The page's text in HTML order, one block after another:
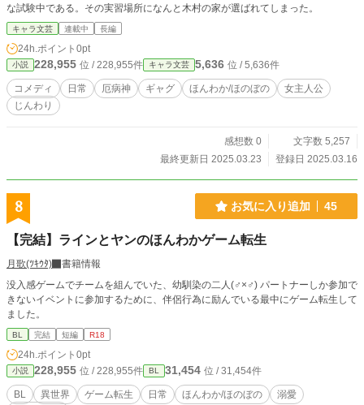
な試験中である。その実習場所になんと木村の家が選ばれてしまった。
キャラ文芸 連載中 長編
24h.ポイント 0pt
小説 228,955 位 / 228,955件 キャラ文芸 5,636 位 / 5,636件
コメディ 日常 厄病神 ギャグ ほんわか/ほのぼの
女主人公
じんわり
感想数 0
文字数 5,257
最終更新日 2025.03.23
登録日 2025.03.16
8 お気に入り追加 45
【完結】ラインとヤンのほんわかゲーム転生
月歌(ﾂｷｳﾀ)
書籍情報
没入感ゲームでチームを組んでいた、幼馴染の二人(♂×♂) パートナーしか参加で
きないイベントに参加するために、伴侶行為に励んでいる最中にゲーム転生して
ました。
BL 完結 短編 R18
24h.ポイント 0pt
小説 228,955 位 / 228,955件 BL 31,454 位 / 31,454件
BL 異世界 ゲーム転生 日常 ほんわか/ほのぼの
溺愛